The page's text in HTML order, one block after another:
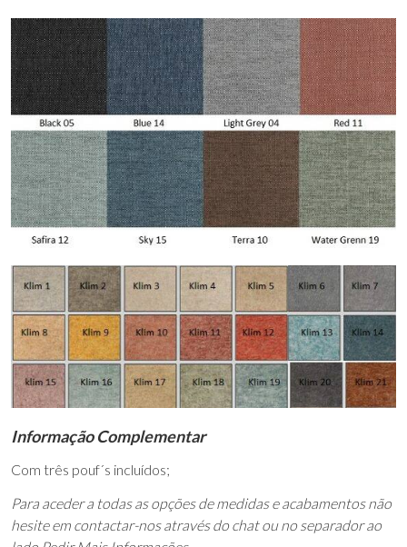
Informação Complementar
Com três pouf´s incluídos;
Para aceder a todas as opções de medidas e acabamentos não
hesite em contactar-nos através do chat ou no separador ao